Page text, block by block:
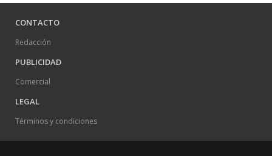
CONTACTO
Redacción
PUBLICIDAD
Comercial
LEGAL
Términos y condiciones